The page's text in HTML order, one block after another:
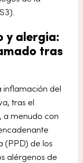
y alergia:
tras
inflamación del
tras el
a menudo con
(PPD) de los
alérgenos de